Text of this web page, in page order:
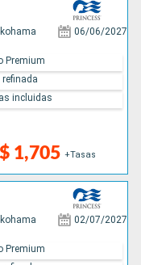
06/06/2027
1,705 +Tasas
Premium
incluidas
02/07/2027
Premium